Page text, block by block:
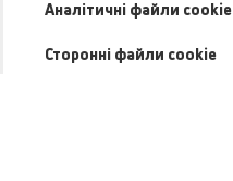
Аналітичні файли cookie
Сторонні файли cookie